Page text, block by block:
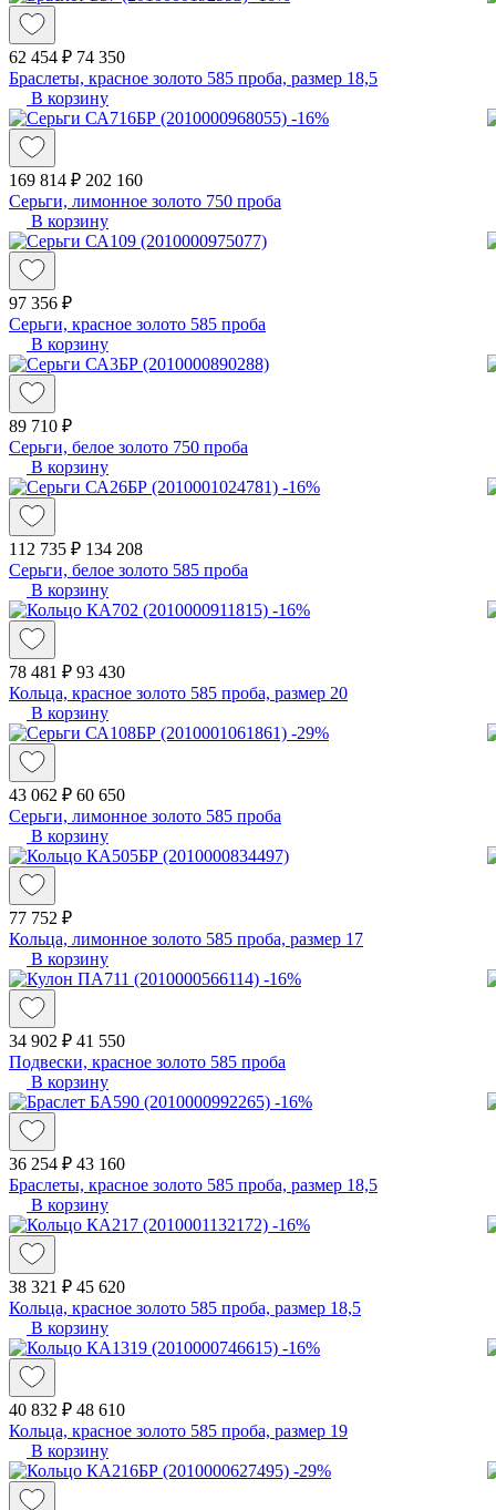
62 454 ₽ 74 350
Браслеты, красное золото 585 проба, размер 18,5
В корзину
-16%
169 814 ₽ 202 160
Серьги, лимонное золото 750 проба
В корзину
97 356 ₽
Серьги, красное золото 585 проба
В корзину
89 710 ₽
Серьги, белое золото 750 проба
В корзину
-16%
112 735 ₽ 134 208
Серьги, белое золото 585 проба
В корзину
-16%
78 481 ₽ 93 430
Кольца, красное золото 585 проба, размер 20
В корзину
-29%
43 062 ₽ 60 650
Серьги, лимонное золото 585 проба
В корзину
77 752 ₽
Кольца, лимонное золото 585 проба, размер 17
В корзину
-16%
34 902 ₽ 41 550
Подвески, красное золото 585 проба
В корзину
-16%
36 254 ₽ 43 160
Браслеты, красное золото 585 проба, размер 18,5
В корзину
-16%
38 321 ₽ 45 620
Кольца, красное золото 585 проба, размер 18,5
В корзину
-16%
40 832 ₽ 48 610
Кольца, красное золото 585 проба, размер 19
В корзину
-29%